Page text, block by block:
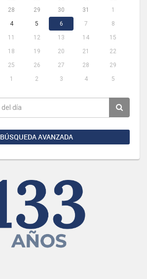
28 29 30 31
1
4 5 6 7
8
11 12 13 14
15
18 19 20 21
22
25 26 27 28
29
1 2 3 4 5
BÚSQUEDA AVANZADA